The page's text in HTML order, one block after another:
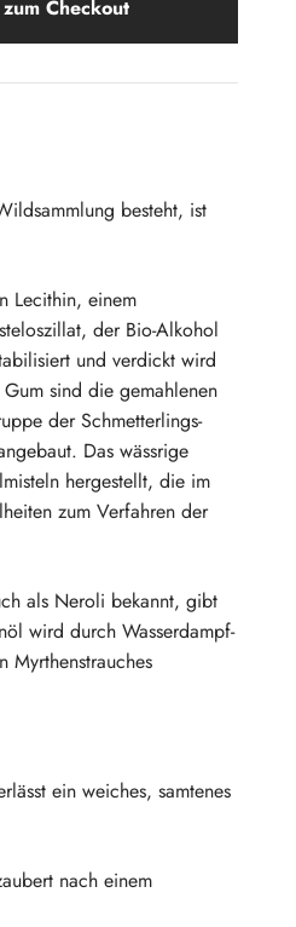
zum Checkout
besteht, ist
Lecithin, einem
der Bio-Alkohol
und verdickt wird
sind die gemahlenen
der Schmetterlings-
Das wässrige
hergestellt, die im
zum Verfahren der
als Neroli bekannt, gibt
wird durch Wasserdampf-
Myrthenstrauches
ein weiches, samtenes
nach einem